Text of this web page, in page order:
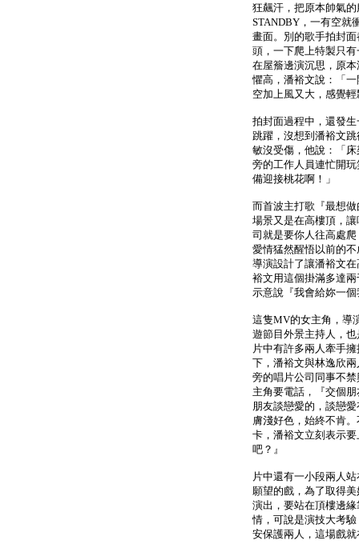
狂飆汗，把原本帥氣
STANDBY，一有空就
畫面。別的歌手拍封
頭，一下爬上特製只
在屋簷邊演沉思，原
懼高，潘裕文說：「
空加上風又大，感覺
拍封面過程中，還發
跳躍，沒想到潘裕文
敏沒受傷，他說：「
旁的工作人員連忙開
備迎接桃花啊！」
而首波主打歌『最想
場景又是在高樓頂，
司就是要你人往高處
愛情猛然醒悟以前的
導演設計了讓潘裕文
裕文用這個掛滿多達
示意說『我會給妳一
這隻MV的女主角，導
遊節目外景主持人，
片中有許多兩人牽手
下，潘裕文與林逸欣
旁的唱片公司同事不
主角要電話，『交個
朋友談戀愛的，談戀
膚淺好色，始終不肯
卡，潘裕文立刻表示
吧？』
片中還有一小段兩人
願望的戲，為了取得
演出，要站在頂樓邊
情，可說是演技大考
安保護兩人，這場戲